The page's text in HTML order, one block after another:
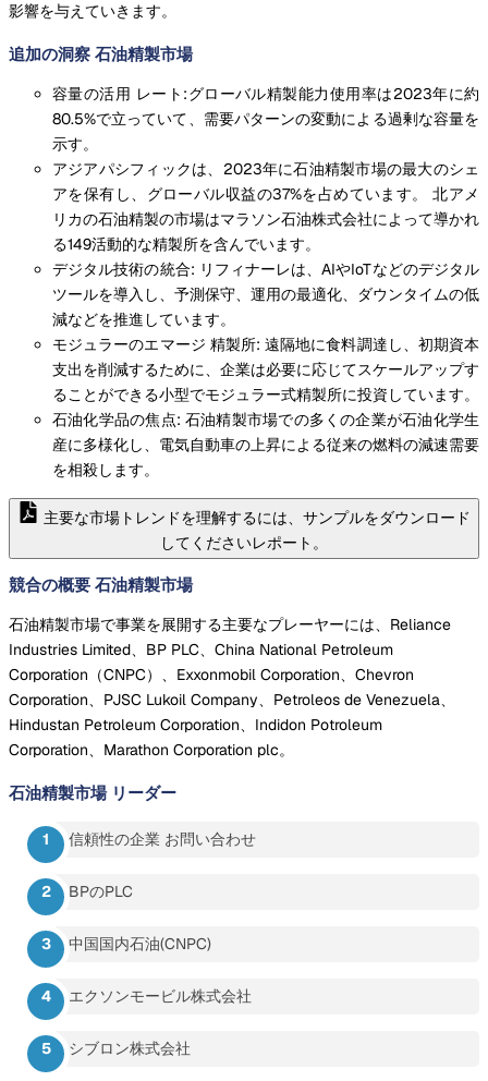
影響を与えていきます。
追加の洞察 石油精製市場
容量の活用 レート:グローバル精製能力使用率は2023年に約
80.5%で立っていて、需要パターンの変動による過剰な容量を
示す。
アジアパシフィックは、2023年に石油精製市場の最大のシェ
アを保有し、グローバル収益の37%を占めています。 北アメ
リカの石油精製の市場はマラソン石油株式会社によって導かれ
る149活動的な精製所を含んでいます。
デジタル技術の統合: リフィナーレは、AIやIoTなどのデジタル
ツールを導入し、予測保守、運用の最適化、ダウンタイムの低
減などを推進しています。
モジュラーのエマージ 精製所: 遠隔地に食料調達し、初期資本
支出を削減するために、企業は必要に応じてスケールアップす
ることができる小型でモジュラー式精製所に投資しています。
石油化学品の焦点: 石油精製市場での多くの企業が石油化学生
産に多様化し、電気自動車の上昇による従来の燃料の減速需要
を相殺します。
主要な市場トレンドを理解するには、サンプルをダウンロード
してくださいレポート。
競合の概要 石油精製市場
石油精製市場で事業を展開する主要なプレーヤーには、Reliance
Industries Limited、BP PLC、China National Petroleum
Corporation（CNPC）、Exxonmobil Corporation、Chevron
Corporation、PJSC Lukoil Company、Petroleos de Venezuela、
Hindustan Petroleum Corporation、Indidon Potroleum
Corporation、Marathon Corporation plc。
石油精製市場 リーダー
信頼性の企業 お問い合わせ
BPのPLC
中国国内石油(CNPC)
エクソンモービル株式会社
シブロン株式会社